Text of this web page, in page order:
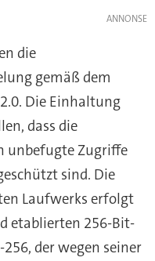
die
gemäß dem
Die Einhaltung
dass die
unbefugte Zugriffe
sind. Die
Laufwerks erfolgt
etablierten 256-Bit-
der wegen seiner